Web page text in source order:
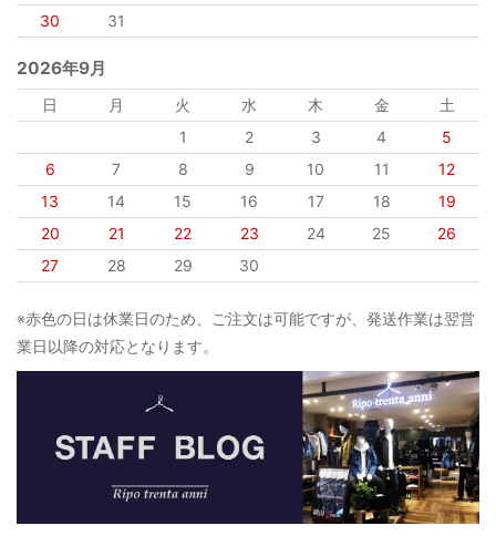
30
31
2026年9月
日 月 火 水 木 金
土
1
2 3 4
5
6
7 8 9 10 11
12
13
14 15 16 17 18
19
20
21 22 23 24 25
26
27
28 29 30
※赤色の日は休業日のため、ご注文は可能ですが、発送作業は翌営
業日以降の対応となります。